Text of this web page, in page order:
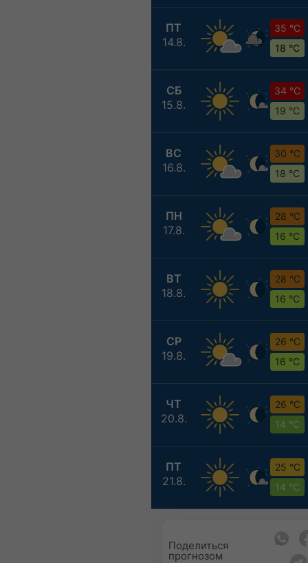
ПТ
14.8.
35 °C
18 °C
СБ
15.8.
34 °C
19 °C
ВС
16.8.
30 °C
18 °C
ПН
17.8.
28 °C
16 °C
ВТ
18.8.
28 °C
16 °C
СР
19.8.
26 °C
16 °C
ЧТ
20.8.
26 °C
14 °C
ПТ
21.8.
25 °C
14 °C
Поделиться
прогнозом